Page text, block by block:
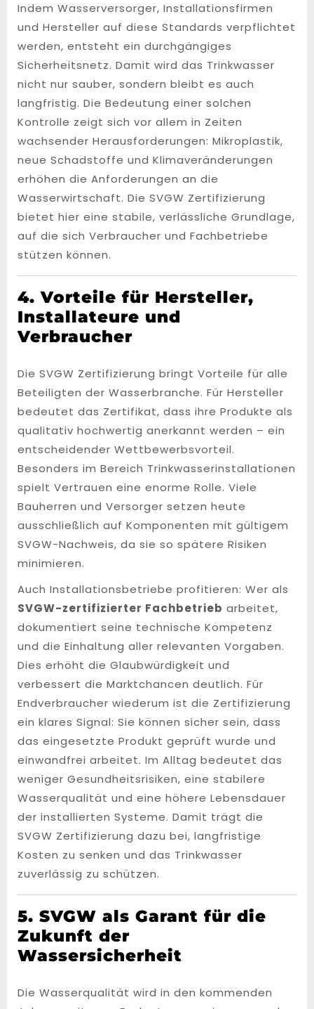
Indem Wasserversorger, Installationsfirmen
und Hersteller auf diese Standards verpflichtet
werden, entsteht ein durchgängiges
Sicherheitsnetz. Damit wird das Trinkwasser
nicht nur sauber, sondern bleibt es auch
langfristig. Die Bedeutung einer solchen
Kontrolle zeigt sich vor allem in Zeiten
wachsender Herausforderungen: Mikroplastik,
neue Schadstoffe und Klimaveränderungen
erhöhen die Anforderungen an die
Wasserwirtschaft. Die SVGW Zertifizierung
bietet hier eine stabile, verlässliche Grundlage,
auf die sich Verbraucher und Fachbetriebe
stützen können.
4. Vorteile für Hersteller,
Installateure und
Verbraucher
Die SVGW Zertifizierung bringt Vorteile für alle
Beteiligten der Wasserbranche. Für Hersteller
bedeutet das Zertifikat, dass ihre Produkte als
qualitativ hochwertig anerkannt werden – ein
entscheidender Wettbewerbsvorteil.
Besonders im Bereich Trinkwasserinstallationen
spielt Vertrauen eine enorme Rolle. Viele
Bauherren und Versorger setzen heute
ausschließlich auf Komponenten mit gültigem
SVGW-Nachweis, da sie so spätere Risiken
minimieren.
Auch Installationsbetriebe profitieren: Wer als
SVGW-zertifizierter Fachbetrieb arbeitet,
dokumentiert seine technische Kompetenz
und die Einhaltung aller relevanten Vorgaben.
Dies erhöht die Glaubwürdigkeit und
verbessert die Marktchancen deutlich. Für
Endverbraucher wiederum ist die Zertifizierung
ein klares Signal: Sie können sicher sein, dass
das eingesetzte Produkt geprüft wurde und
einwandfrei arbeitet. Im Alltag bedeutet das
weniger Gesundheitsrisiken, eine stabilere
Wasserqualität und eine höhere Lebensdauer
der installierten Systeme. Damit trägt die
SVGW Zertifizierung dazu bei, langfristige
Kosten zu senken und das Trinkwasser
zuverlässig zu schützen.
5. SVGW als Garant für die
Zukunft der
Wassersicherheit
Die Wasserqualität wird in den kommenden